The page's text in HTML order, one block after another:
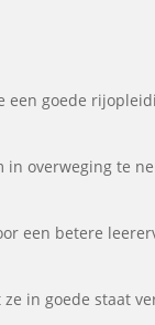
goede
overweging te
een betere
in goede staat